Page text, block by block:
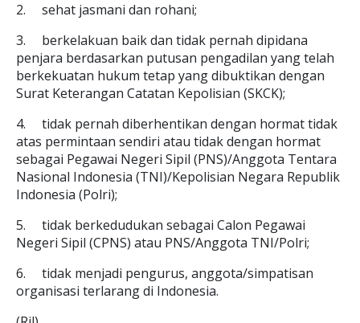
2.
sehat jasmani dan rohani;
3.
berkelakuan baik dan tidak pernah dipidana
penjara berdasarkan putusan pengadilan yang telah
berkekuatan hukum tetap yang dibuktikan dengan
Surat Keterangan Catatan Kepolisian (SKCK);
4.
tidak pernah diberhentikan dengan hormat tidak
atas permintaan sendiri atau tidak dengan hormat
sebagai Pegawai Negeri Sipil (PNS)/Anggota Tentara
Nasional Indonesia (TNI)/Kepolisian Negara Republik
Indonesia (Polri);
5.
tidak berkedudukan sebagai Calon Pegawai
Negeri Sipil (CPNS) atau PNS/Anggota TNI/Polri;
6.
tidak menjadi pengurus, anggota/simpatisan
organisasi terlarang di Indonesia.